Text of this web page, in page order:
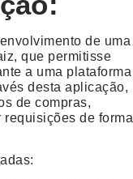
de uma
que permitisse
a uma plataforma
desta aplicação,
de compras,
de forma